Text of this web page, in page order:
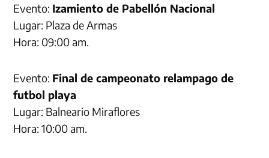
Evento: Izamiento de Pabellón Nacional
Lugar: Plaza de Armas
Hora: 09:00 am.
Evento: Final de campeonato relampago de
futbol playa
Lugar: Balneario Miraflores
Hora: 10:00 am.